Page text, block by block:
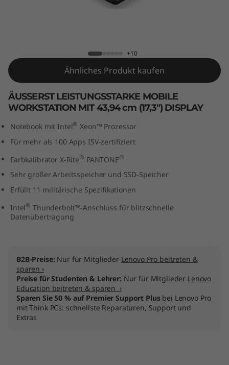
+10
Ähnliches Produkt kaufen
ÄUSSERST LEISTUNGSSTARKE MOBILE
WORKSTATION MIT 43,94 cm (17,3") DISPLAY
Notebook mit Intel® Xeon™ Prozessor
Für mehr als 100 Apps ISV-zertifiziert
Farbkalibrator X-Rite® PANTONE®
Sehr großer Arbeitsspeicher und SSD-Speicher
Erfüllt 11 militärische Spezifikationen
Intel® Thunderbolt™-Anschluss für blitzschnelle
Datenübertragung
B2B-Preise: Nur für Mitglieder Lenovo Pro beitreten &
sparen ›
Preise für Studenten & Lehrer: Nur für Mitglieder Lenovo
Education beitreten & sparen ›
Sparen Sie 50 % auf Premier Support Plusbei Lenovo Pro
mit Think PCs: schnellste Reparaturen, Support und
Extras